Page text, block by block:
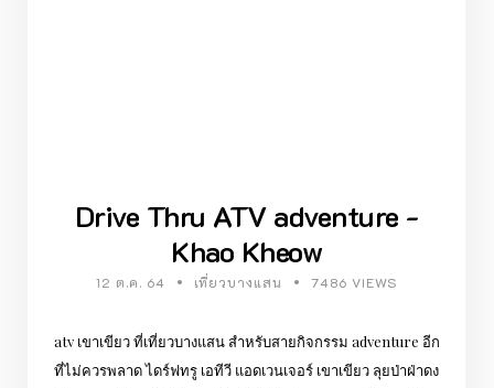
Drive Thru ATV adventure -
Khao Kheow
12 ต.ค. 64 เที่ยวบางแสน 7486 VIEWS
atv เขาเขียว ที่เที่ยวบางแสน สำหรับสายกิจกรรม adventure อีก
ที่ไม่ควรพลาด ไดร์ฟทรู เอทีวี แอดเวนเจอร์ เขาเขียว ลุยป่าฝ่าดง